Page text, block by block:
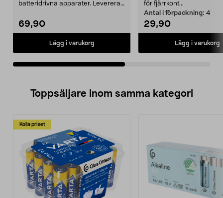
batteridrivna apparater. Levereras
69,90
Lägg i varukorg
för fjärrkont...
Antal i förpackning: 4
29,90
Lägg i varukorg
Toppsäljare inom samma kategori
Kolla priset